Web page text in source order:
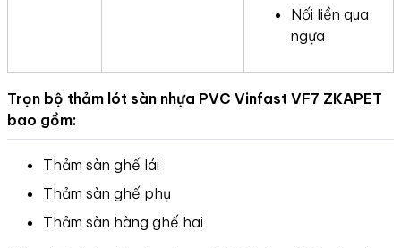
Nối liền qua
ngựa
Trọn bộ thảm lót sàn nhựa PVC Vinfast VF7 ZKAPET
bao gồm:
Thảm sàn ghế lái
Thảm sàn ghế phụ
Thảm sàn hàng ghế hai